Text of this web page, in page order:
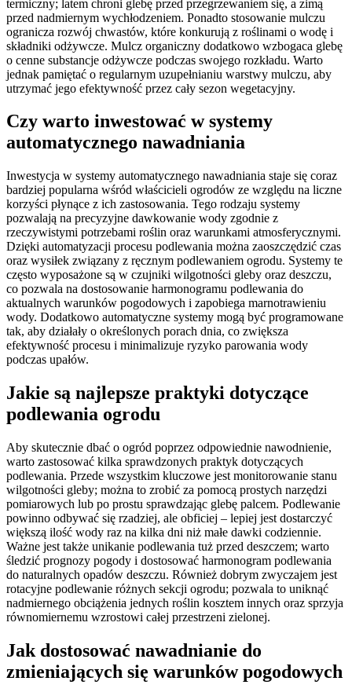
termiczny; latem chroni glebę przed przegrzewaniem się, a zimą
przed nadmiernym wychłodzeniem. Ponadto stosowanie mulczu
ogranicza rozwój chwastów, które konkurują z roślinami o wodę i
składniki odżywcze. Mulcz organiczny dodatkowo wzbogaca glebę
o cenne substancje odżywcze podczas swojego rozkładu. Warto
jednak pamiętać o regularnym uzupełnianiu warstwy mulczu, aby
utrzymać jego efektywność przez cały sezon wegetacyjny.
Czy warto inwestować w systemy
automatycznego nawadniania
Inwestycja w systemy automatycznego nawadniania staje się coraz
bardziej popularna wśród właścicieli ogrodów ze względu na liczne
korzyści płynące z ich zastosowania. Tego rodzaju systemy
pozwalają na precyzyjne dawkowanie wody zgodnie z
rzeczywistymi potrzebami roślin oraz warunkami atmosferycznymi.
Dzięki automatyzacji procesu podlewania można zaoszczędzić czas
oraz wysiłek związany z ręcznym podlewaniem ogrodu. Systemy te
często wyposażone są w czujniki wilgotności gleby oraz deszczu,
co pozwala na dostosowanie harmonogramu podlewania do
aktualnych warunków pogodowych i zapobiega marnotrawieniu
wody. Dodatkowo automatyczne systemy mogą być programowane
tak, aby działały o określonych porach dnia, co zwiększa
efektywność procesu i minimalizuje ryzyko parowania wody
podczas upałów.
Jakie są najlepsze praktyki dotyczące
podlewania ogrodu
Aby skutecznie dbać o ogród poprzez odpowiednie nawodnienie,
warto zastosować kilka sprawdzonych praktyk dotyczących
podlewania. Przede wszystkim kluczowe jest monitorowanie stanu
wilgotności gleby; można to zrobić za pomocą prostych narzędzi
pomiarowych lub po prostu sprawdzając glebę palcem. Podlewanie
powinno odbywać się rzadziej, ale obficiej – lepiej jest dostarczyć
większą ilość wody raz na kilka dni niż małe dawki codziennie.
Ważne jest także unikanie podlewania tuż przed deszczem; warto
śledzić prognozy pogody i dostosować harmonogram podlewania
do naturalnych opadów deszczu. Również dobrym zwyczajem jest
rotacyjne podlewanie różnych sekcji ogrodu; pozwala to uniknąć
nadmiernego obciążenia jednych roślin kosztem innych oraz sprzyja
równomiernemu wzrostowi całej przestrzeni zielonej.
Jak dostosować nawadnianie do
zmieniających się warunków pogodowych